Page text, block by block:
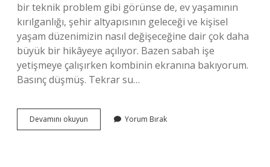
bir teknik problem gibi görünse de, ev yaşamının
kırılganlığı, şehir altyapısının geleceği ve kişisel
yaşam düzenimizin nasıl değişeceğine dair çok daha
büyük bir hikâyeye açılıyor. Bazen sabah işe
yetişmeye çalışırken kombinin ekranına bakıyorum.
Basınç düşmüş. Tekrar su…
Devamını okuyun
su
Yorum Bırak